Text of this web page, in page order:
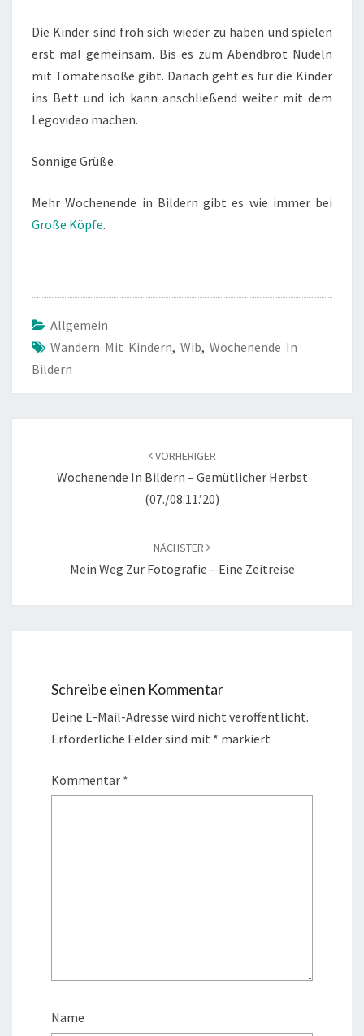
Die Kinder sind froh sich wieder zu haben und spielen
erst mal gemeinsam. Bis es zum Abendbrot Nudeln
mit Tomatensoße gibt. Danach geht es für die Kinder
ins Bett und ich kann anschließend weiter mit dem
Legovideo machen.
Sonnige Grüße.
Mehr Wochenende in Bildern gibt es wie immer bei
Große Köpfe.
Allgemein
Wandern Mit Kindern, Wib, Wochenende In
Bildern
VORHERIGER
Wochenende In Bildern – Gemütlicher Herbst
(07./08.11.’20)
NÄCHSTER
Mein Weg Zur Fotografie – Eine Zeitreise
Schreibe einen Kommentar
Deine E-Mail-Adresse wird nicht veröffentlicht.
Erforderliche Felder sind mit * markiert
Kommentar *
Name